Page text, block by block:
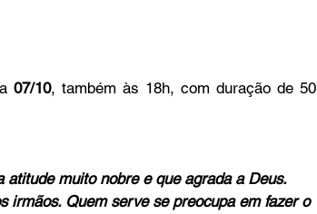
07/10, também às 18h, com duração de 50
muito nobre e que agrada a Deus.
irmãos. Quem serve se preocupa em fazer o